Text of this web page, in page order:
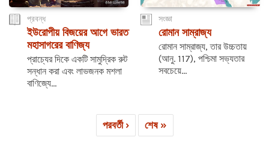
প্রবন্ধ
ইউরোপীয় বিজয়ের আগে ভারত
মহাসাগরের বাণিজ্য
প্রাচ্যের দিকে একটি সামুদ্রিক রুট
সন্ধান করা এবং লাভজনক মশলা
বাণিজ্যে...
সংজ্ঞা
রোমান সাম্রাজ্য
রোমান সাম্রাজ্য, তার উচ্চতায়
(আনু. 117), পশ্চিমা সভ্যতার
সবচেয়ে...
পরবর্তী › শেষ »